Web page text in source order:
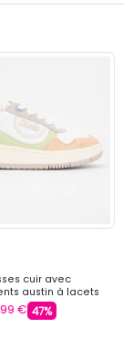
cuir avec
austin à lacets
€ 47%